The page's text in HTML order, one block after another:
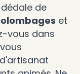
dédale de
et
vous dans